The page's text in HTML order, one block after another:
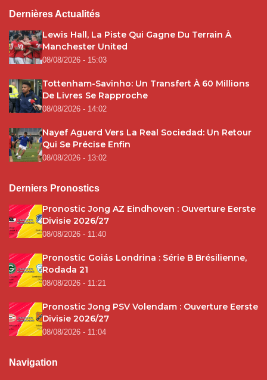
Dernières Actualités
Lewis Hall, La Piste Qui Gagne Du Terrain À
Manchester United
08/08/2026 - 15:03
Tottenham-Savinho: Un Transfert À 60 Millions
De Livres Se Rapproche
08/08/2026 - 14:02
Nayef Aguerd Vers La Real Sociedad: Un Retour
Qui Se Précise Enfin
08/08/2026 - 13:02
Derniers Pronostics
Pronostic Jong AZ Eindhoven : Ouverture Eerste
Divisie 2026/27
08/08/2026 - 11:40
Pronostic Goiás Londrina : Série B Brésilienne,
Rodada 21
08/08/2026 - 11:21
Pronostic Jong PSV Volendam : Ouverture Eerste
Divisie 2026/27
08/08/2026 - 11:04
Navigation